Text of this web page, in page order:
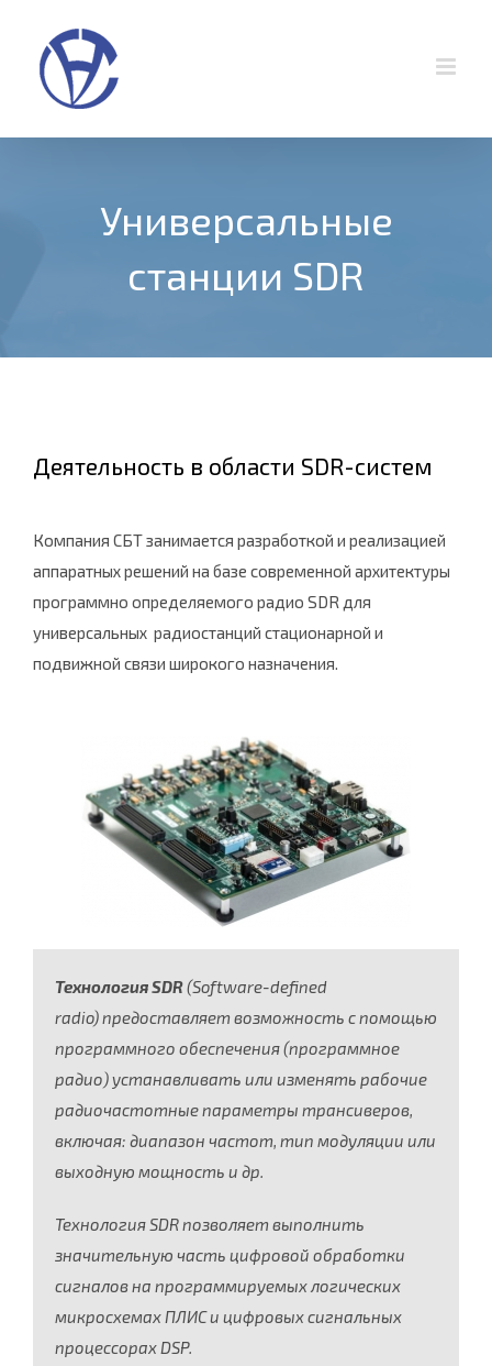
content
Универсальные
станции SDR
Деятельность в области SDR-систем
Компания СБТ занимается разработкой и реализацией
аппаратных решений на базе современной архитектуры
программно определяемого радио SDR для
универсальных радиостанций стационарной и
подвижной связи широкого назначения.
Технология SDR(Software-defined
radio) предоставляет возможность с помощью
программного обеспечения (программное
радио) устанавливать или изменять рабочие
радиочастотные параметры трансиверов,
включая: диапазон частот, тип модуляции или
выходную мощность и др.
Технология SDR позволяет выполнить
значительную часть цифровой обработки
сигналов на программируемых логических
микросхемах ПЛИС и цифровых сигнальных
процессорах DSP.